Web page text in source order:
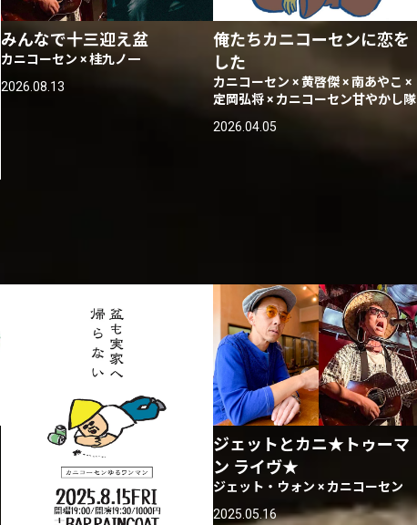
みんなで十三迎え盆
カニコーセン × 桂九ノ一
2026.08.13
俺たちカニコーセンに恋を
した
カニコーセン × 黄啓傑 × 南あやこ ×
定岡弘将 × カニコーセン甘やかし隊
2026.04.05
ジェットとカニ★トゥーマ
ン ライヴ★
ジェット・ウォン × カニコーセン
2025.05.16